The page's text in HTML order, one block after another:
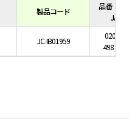
製品コード
品番（コ
JAN
JC-IB01959
020-